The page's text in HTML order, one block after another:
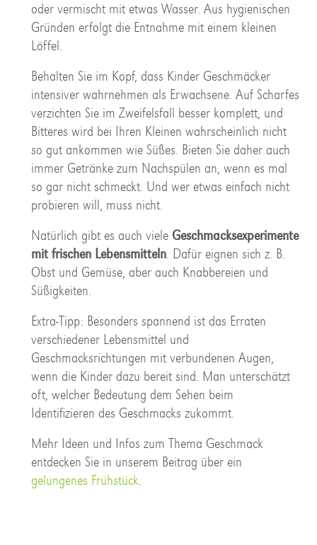
oder vermischt mit etwas Wasser. Aus hygienischen
Gründen erfolgt die Entnahme mit einem kleinen
Löffel.
Behalten Sie im Kopf, dass Kinder Geschmäcker
intensiver wahrnehmen als Erwachsene. Auf Scharfes
verzichten Sie im Zweifelsfall besser komplett, und
Bitteres wird bei Ihren Kleinen wahrscheinlich nicht
so gut ankommen wie Süßes. Bieten Sie daher auch
immer Getränke zum Nachspülen an, wenn es mal
so gar nicht schmeckt. Und wer etwas einfach nicht
probieren will, muss nicht.
Natürlich gibt es auch viele Geschmacksexperimente
mit frischen Lebensmitteln. Dafür eignen sich z. B.
Obst und Gemüse, aber auch Knabbereien und
Süßigkeiten.
Extra-Tipp: Besonders spannend ist das Erraten
verschiedener Lebensmittel und
Geschmacksrichtungen mit verbundenen Augen,
wenn die Kinder dazu bereit sind. Man unterschätzt
oft, welcher Bedeutung dem Sehen beim
Identifizieren des Geschmacks zukommt.
Mehr Ideen und Infos zum Thema Geschmack
entdecken Sie in unserem Beitrag über ein
gelungenes Frühstück.